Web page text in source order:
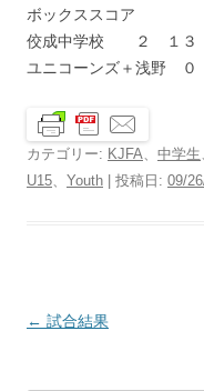
ボックススコア
佼成中学校 ２ １
ユニコーンズ＋浅
カテゴリー: KJFA、 中学生
U15、 Youth | 投稿日: 09/
投
← 試合結果